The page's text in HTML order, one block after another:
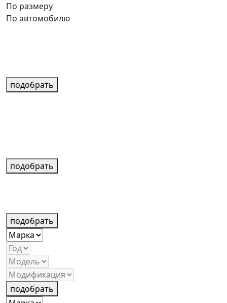
По размеру
По автомобилю
подобрать
подобрать
подобрать
подобрать